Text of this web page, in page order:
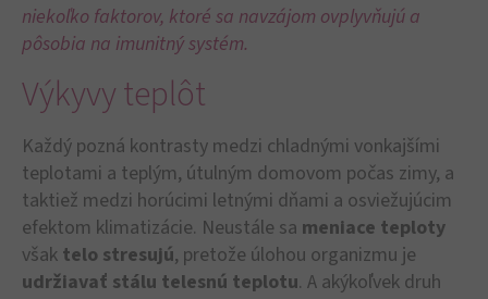
niekoľko faktorov, ktoré sa navzájom ovplyvňujú a
pôsobia na imunitný systém.
Výkyvy teplôt
Každý pozná kontrasty medzi chladnými vonkajšími
teplotami a teplým, útulným domovom počas zimy, a
taktiež medzi horúcimi letnými dňami a osviežujúcim
efektom klimatizácie. Neustále sa meniace teploty
však telo stresujú, pretože úlohou organizmu je
udržiavať stálu telesnú teplotu. A akýkoľvek druh